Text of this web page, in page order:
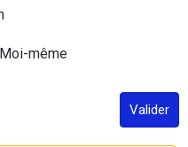
Moi-même
Valider